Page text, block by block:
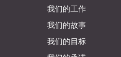
我们的工作
我们的故事
我们的目标